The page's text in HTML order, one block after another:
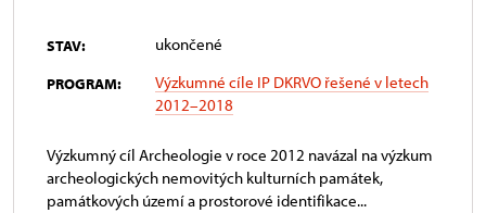
STAV: ukončené
PROGRAM:
Výzkumné cíle IP DKRVO řešené v letech
2012–2018
Výzkumný cíl Archeologie v roce 2012 navázal na výzkum
archeologických nemovitých kulturních památek,
památkových území a prostorové identifikace...